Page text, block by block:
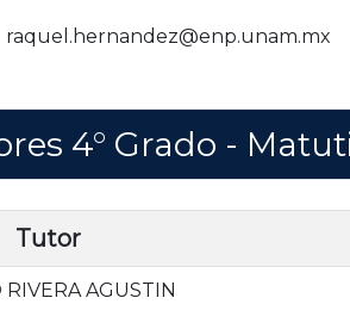
raquel.hernandez@enp.unam.mx
4° Grado -
Tutor
RIVERA AGUSTIN